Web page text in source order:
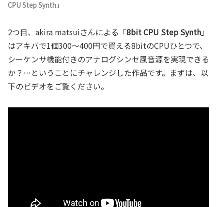
CPU Step Synth」
2つ目、akira matsuiさんによる「8bit CPU Step Synth」
はアキバで1個300～400円で買える8bitのCPUひとつで、
シーケンサ機能付きのアナログシンセ風音源を実現できる
か？…ということにチャレンジした作品です。まずは、以
下のビデオをご覧ください。